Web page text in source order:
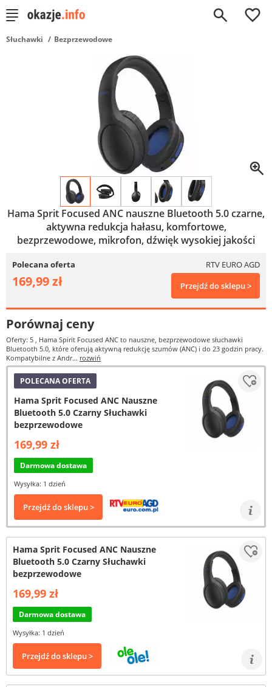
0
Słuchawki Bezprzewodowe
Hama Sprit Focused ANC nauszne Bluetooth 5.0 czarne,
aktywna redukcja hałasu, komfortowe,
bezprzewodowe, mikrofon, dźwięk wysokiej jakości
Polecana oferta RTV EURO AGD
169,99 zł Przejdź do sklepu >
Porównaj ceny
Oferty: 5 , Hama Spirit Focused ANC to nauszne, bezprzewodowe słuchawki
Bluetooth 5.0, które oferują aktywną redukcję szumów (ANC) i do 23 godzin pracy.
Kompatybilne z Andr... rozwiń
POLECANA OFERTA
Hama Sprit Focused ANC Nauszne
Bluetooth 5.0 Czarny Słuchawki
bezprzewodowe
169,99 zł
Darmowa dostawa
Wysyłka: 1 dzień
Przejdź do sklepu >
Hama Sprit Focused ANC Nauszne
Bluetooth 5.0 Czarny Słuchawki
bezprzewodowe
169,99 zł
Darmowa dostawa
Wysyłka: 1 dzień
Przejdź do sklepu >